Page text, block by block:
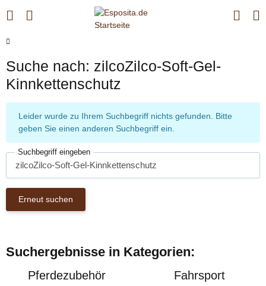
Suche nach: zilcoZilco-Soft-Gel-
Kinnkettenschutz
xLeider wurde zu Ihrem Suchbegriff nichts gefunden. Bitte
geben Sie einen anderen Suchbegriff ein.
Suchbegriff eingeben
Erneut suchen
Suchergebnisse in Kategorien:
Pferdezubehör Fahrsport